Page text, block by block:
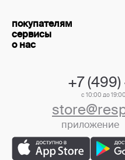
покупателям
сервисы
о нас
+7
с 10:00 до
приложение